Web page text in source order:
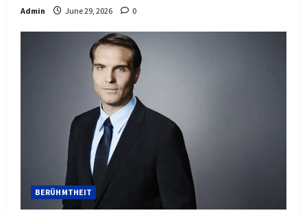
Admin June 29, 2026 0
BERÜHMTHEIT